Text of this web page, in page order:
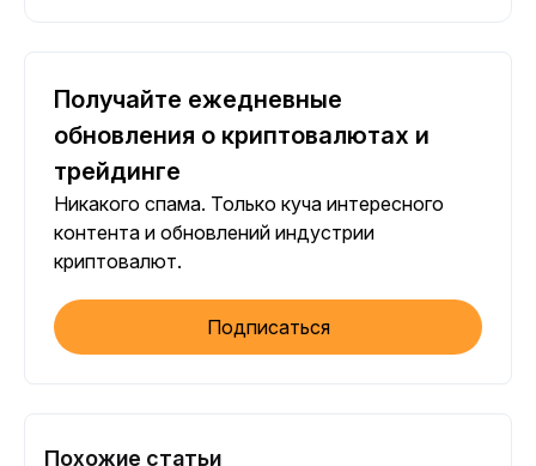
Получайте ежедневные
обновления о криптовалютах и
трейдинге
Никакого спама. Только куча интересного
контента и обновлений индустрии
криптовалют.
Подписаться
Похожие статьи